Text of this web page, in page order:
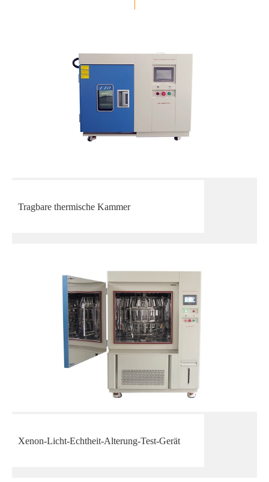
Tragbare thermische Kammer
Xenon-Licht-Echtheit-Alterung-Test-Gerät